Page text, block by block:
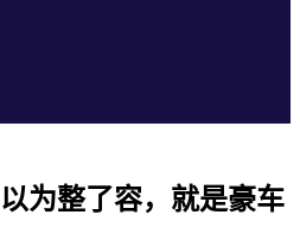
为整了容，就是豪车